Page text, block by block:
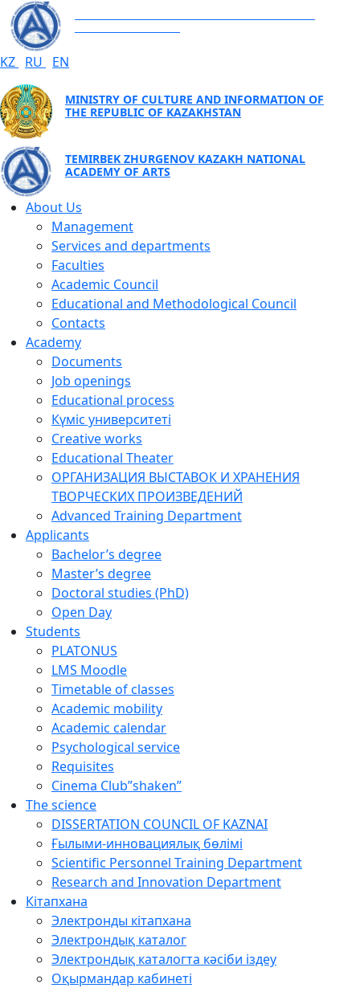
KZ RU EN
MINISTRY OF CULTURE AND INFORMATION OF
THE REPUBLIC OF KAZAKHSTAN
TEMIRBEK ZHURGENOV KAZAKH NATIONAL
ACADEMY OF ARTS
About Us
Management
Services and departments
Faculties
Academic Council
Educational and Methodological Council
Contacts
Academy
Documents
Job openings
Educational process
Күміс университеті
Creative works
Educational Theater
ОРГАНИЗАЦИЯ ВЫСТАВОК И ХРАНЕНИЯ
ТВОРЧЕСКИХ ПРОИЗВЕДЕНИЙ
Advanced Training Department
Applicants
Bachelor’s degree
Master’s degree
Doctoral studies (PhD)
Open Day
Students
PLATONUS
LMS Moodle
Timetable of classes
Academic mobility
Academic calendar
Psychological service
Requisites
Cinema Club”shaken”
The science
DISSERTATION COUNCIL OF KAZNAI
Ғылыми-инновациялық бөлімі
Scientific Personnel Training Department
Research and Innovation Department
Кітапхана
Электронды кітапхана
Электрондық каталог
Электрондық каталогта кәсіби іздеу
Оқырмандар кабинеті